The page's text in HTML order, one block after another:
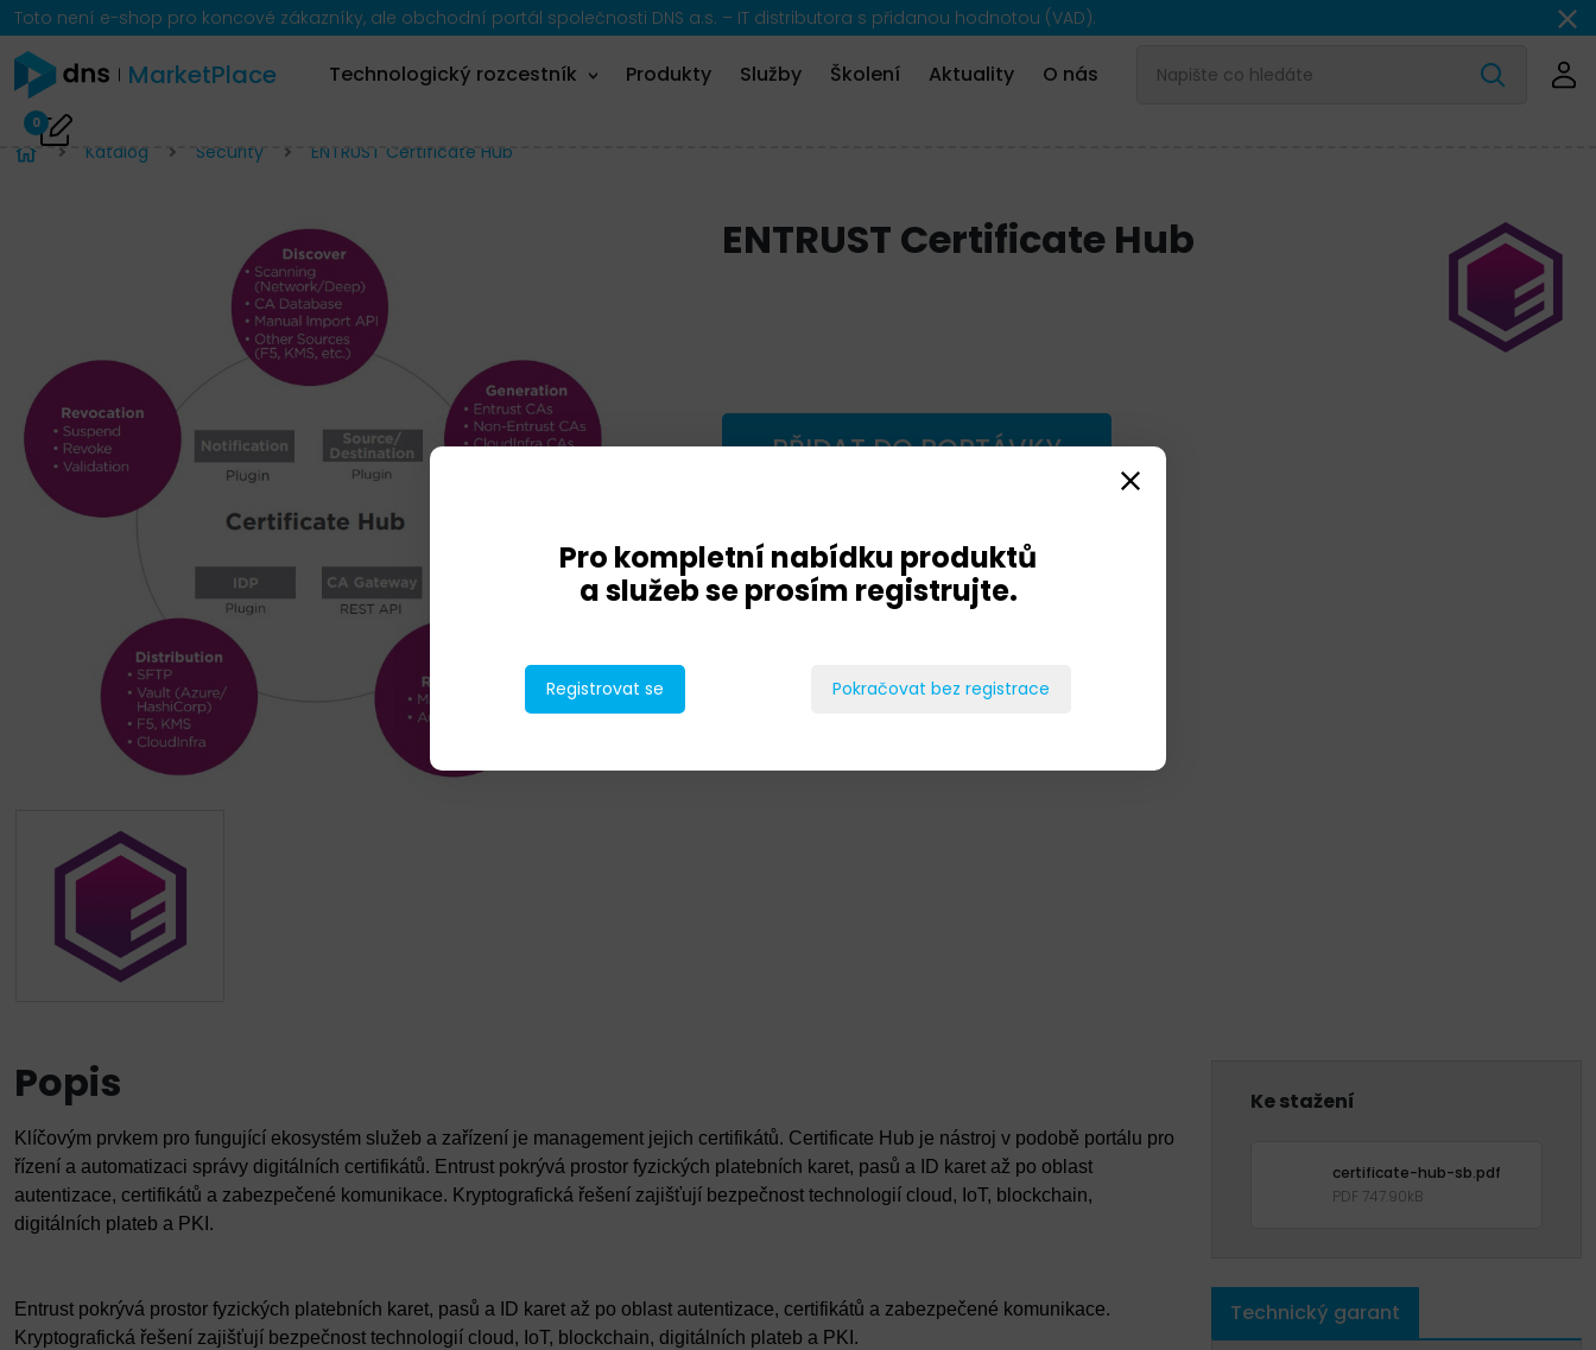
Toto není e-shop pro koncové zákazníky, ale obchodní portál společnosti DNS a.s. – IT distributora s přidanou hodnotou (VAD).
MarketPlace Technologický rozcestník Produkty Služby Školení Aktuality O nás
0
Katalog Security ENTRUST Certificate Hub
ENTRUST Certificate Hub
PŘIDAT DO POPTÁVKY
Popis
Klíčovým prvkem pro fungující ekosystém služeb a zařízení je management jejich certifikátů. Certificate Hub je nástroj v podobě portálu pro
řízení a automatizaci správy digitálních certifikátů. Entrust pokrývá prostor fyzických platebních karet, pasů a ID karet až po oblast
autentizace, certifikátů a zabezpečené komunikace. Kryptografická řešení zajišťují bezpečnost technologií cloud, IoT, blockchain,
digitálních plateb a PKI.
Entrust pokrývá prostor fyzických platebních karet, pasů a ID karet až po oblast autentizace, certifikátů a zabezpečené komunikace.
Kryptografická řešení zajišťují bezpečnost technologií cloud, IoT, blockchain, digitálních plateb a PKI.
Ke stažení
certificate-hub-sb.pdf
PDF 747.90kB
Technický garant
Pro kompletní nabídku produktů
a služeb se prosím registrujte.
Registrovat se Pokračovat bez registrace